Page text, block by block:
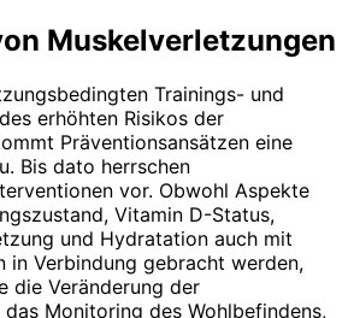
Muskelverletzungen
Trainings- und
erhöhten Risikos der
Präventionsansätzen eine
Bis dato herrschen
vor. Obwohl Aspekte
Vitamin D-Status,
und Hydratation auch mit
in Verbindung gebracht werden,
die Veränderung der
Monitoring des Wohlbefindens,